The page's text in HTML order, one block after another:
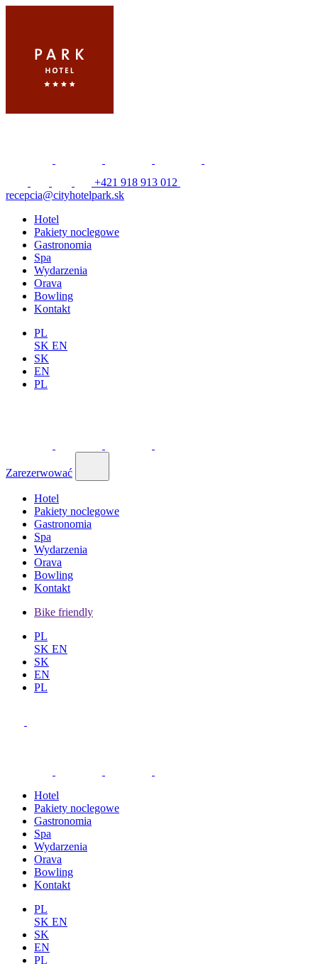
+421 918 913 012
recepcia@cityhotelpark.sk
Hotel
Pakiety noclegowe
Gastronomia
Spa
Wydarzenia
Orava
Bowling
Kontakt
PL
SK EN
SK
EN
PL
Zarezerwować
Hotel
Pakiety noclegowe
Gastronomia
Spa
Wydarzenia
Orava
Bowling
Kontakt
Bike friendly
PL
SK EN
SK
EN
PL
Hotel
Pakiety noclegowe
Gastronomia
Spa
Wydarzenia
Orava
Bowling
Kontakt
PL
SK EN
SK
EN
PL